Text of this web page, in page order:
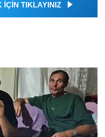
İÇİN TIKLAYINIZ